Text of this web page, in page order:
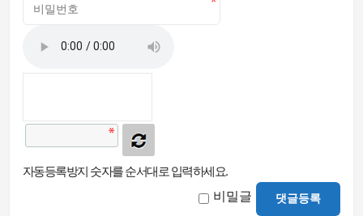
자동등록방지 숫자를 순서대로 입력하세요.
비밀글 댓글등록